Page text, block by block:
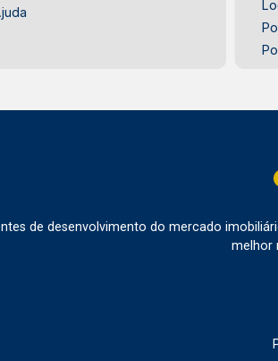
de desenvolvimento do mercado
melhor